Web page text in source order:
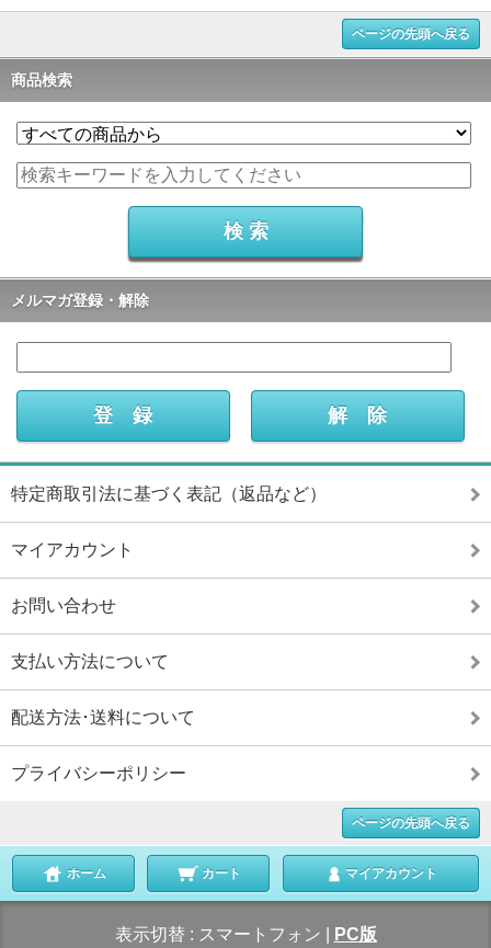
ページの先頭へ戻る
商品検索
メルマガ登録・解除
特定商取引法に基づく表記（返品など）
マイアカウント
お問い合わせ
支払い方法について
配送方法･送料について
プライバシーポリシー
ページの先頭へ戻る
ホーム カート マイアカウント
表示切替 : スマートフォン PC版